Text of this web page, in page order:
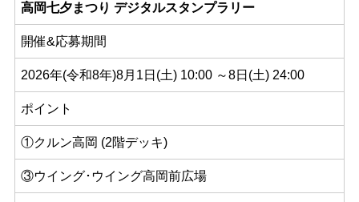
高岡七夕まつり デジタルスタンプラリー
開催&応募期間
2026年(令和8年)8月1日(土) 10:00 ～8日(土) 24:00
ポイント
①クルン高岡 (2階デッキ)
③ウイング･ウイング高岡前広場